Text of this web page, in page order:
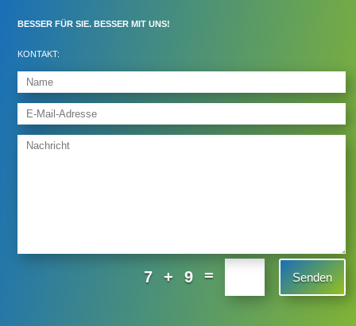
BESSER FÜR SIE. BESSER MIT UNS!
KONTAKT:
7 + 9 = Senden